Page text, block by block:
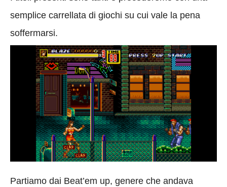
semplice carrellata di giochi su cui vale la pena
soffermarsi.
Partiamo dai Beat’em up, genere che andava